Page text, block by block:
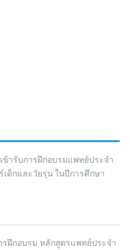
ารับการฝึกอบรมแพทย์ประจำ
ด็กและวัยรุ่น ในปีการศึกษา
ฝึกอบรม หลักสูตรแพทย์ประจำ